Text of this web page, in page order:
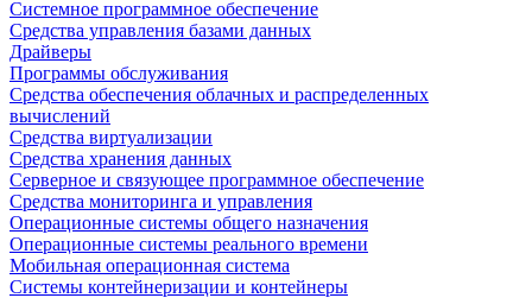
Системное программное обеспечение
Средства управления базами данных
Драйверы
Программы обслуживания
Средства обеспечения облачных и распределенных
вычислений
Средства виртуализации
Средства хранения данных
Серверное и связующее программное обеспечение
Средства мониторинга и управления
Операционные системы общего назначения
Операционные системы реального времени
Мобильная операционная система
Системы контейнеризации и контейнеры